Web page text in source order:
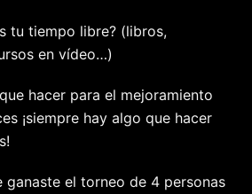
tu tiempo libre? (libros,
en vídeo…)
hacer para el mejoramiento
¡siempre hay algo que hacer
ganaste el torneo de 4 personas